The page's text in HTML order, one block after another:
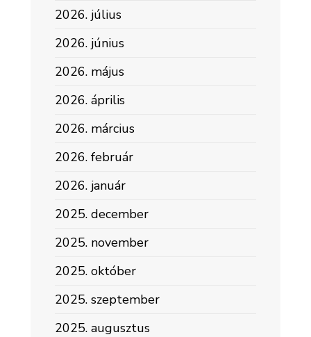
2026. július
2026. június
2026. május
2026. április
2026. március
2026. február
2026. január
2025. december
2025. november
2025. október
2025. szeptember
2025. augusztus